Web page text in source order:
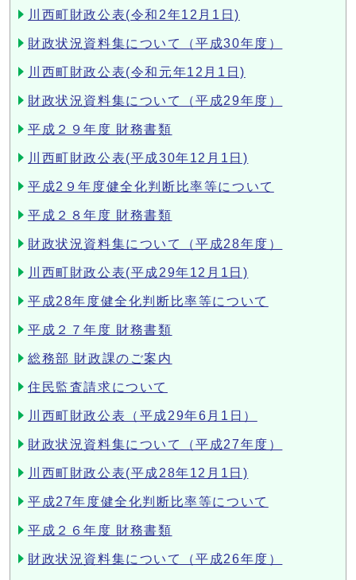
川西町財政公表(令和2年12月1日)
財政状況資料集について（平成30年度）
川西町財政公表(令和元年12月1日)
財政状況資料集について（平成29年度）
平成２９年度 財務書類
川西町財政公表(平成30年12月1日)
平成2９年度健全化判断比率等について
平成２８年度 財務書類
財政状況資料集について（平成28年度）
川西町財政公表(平成29年12月1日)
平成28年度健全化判断比率等について
平成２７年度 財務書類
総務部 財政課のご案内
住民監査請求について
川西町財政公表（平成29年6月1日）
財政状況資料集について（平成27年度）
川西町財政公表(平成28年12月1日)
平成27年度健全化判断比率等について
平成２６年度 財務書類
財政状況資料集について（平成26年度）